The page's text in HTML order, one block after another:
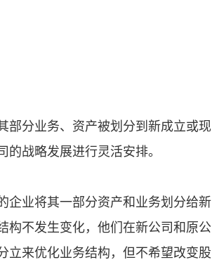
部分业务、资产被划分到新成立或现
战略发展进行灵活安排。
企业将其一部分资产和业务划分给新
构不发生变化，他们在新公司和原公
立来优化业务结构，但不希望改变股